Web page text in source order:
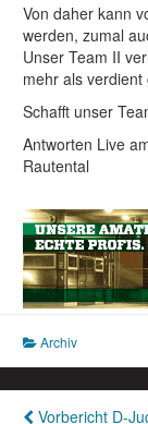
Von daher kann
werden, zumal
Unser Team II
mehr als verdient
Schafft unser
Antworten Live
Rautental
Archiv
Vorbericht D-